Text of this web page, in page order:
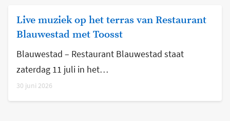
Live muziek op het terras van Restaurant
Blauwestad met Toosst
Blauwestad – Restaurant Blauwestad staat
zaterdag 11 juli in het…
30 juni 2026